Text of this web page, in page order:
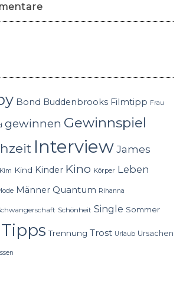
Bond Buddenbrooks Filmtipp Frau
gewinnen Gewinnspiel
InterviewJames
Kim Kind Kinder Kino Körper Leben
Männer Quantum Rihanna
Schönheit Single Sommer
Tipps Trennung Trost Urlaub Ursachen